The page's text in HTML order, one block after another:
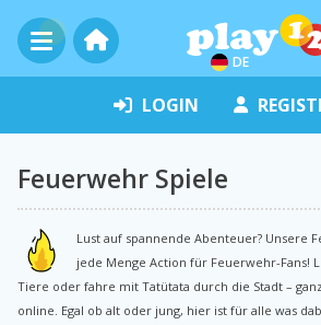
DE
LOGIN
Feuerwehr Spiele
Lust auf spannende Abenteuer? Unsere
jede Menge Action für Feuerwehr-Fans!
Tiere oder fahre mit Tatütata durch die Stadt –
online. Egal ob alt oder jung, hier ist für alle was